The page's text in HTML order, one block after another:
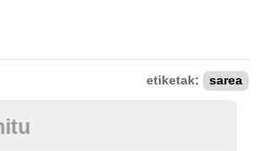
etiketak: sarea